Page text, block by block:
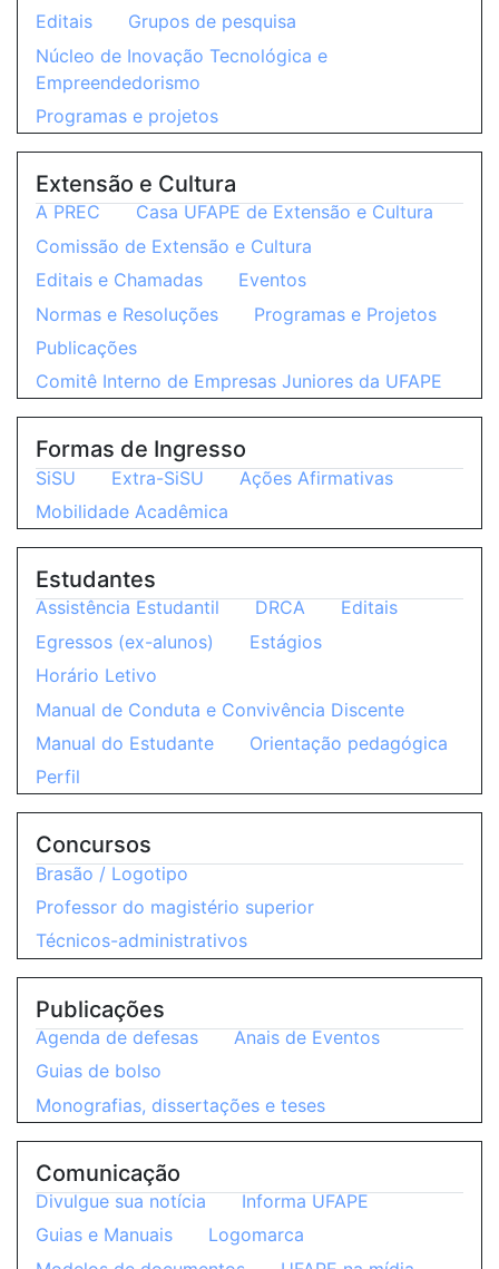
Editais
Grupos de pesquisa
Núcleo de Inovação Tecnológica e
Empreendedorismo
Programas e projetos
Extensão e Cultura
A PREC
Casa UFAPE de Extensão e Cultura
Comissão de Extensão e Cultura
Editais e Chamadas
Eventos
Normas e Resoluções
Programas e Projetos
Publicações
Comitê Interno de Empresas Juniores da UFAPE
Formas de Ingresso
SiSU Extra-SiSU
Ações Afirmativas
Mobilidade Acadêmica
Estudantes
Assistência Estudantil DRCA
Editais
Egressos (ex-alunos)
Estágios
Horário Letivo
Manual de Conduta e Convivência Discente
Manual do Estudante
Orientação pedagógica
Perfil
Concursos
Brasão / Logotipo
Professor do magistério superior
Técnicos-administrativos
Publicações
Agenda de defesas
Anais de Eventos
Guias de bolso
Monografias, dissertações e teses
Comunicação
Divulgue sua notícia
Informa UFAPE
Guias e Manuais
Logomarca